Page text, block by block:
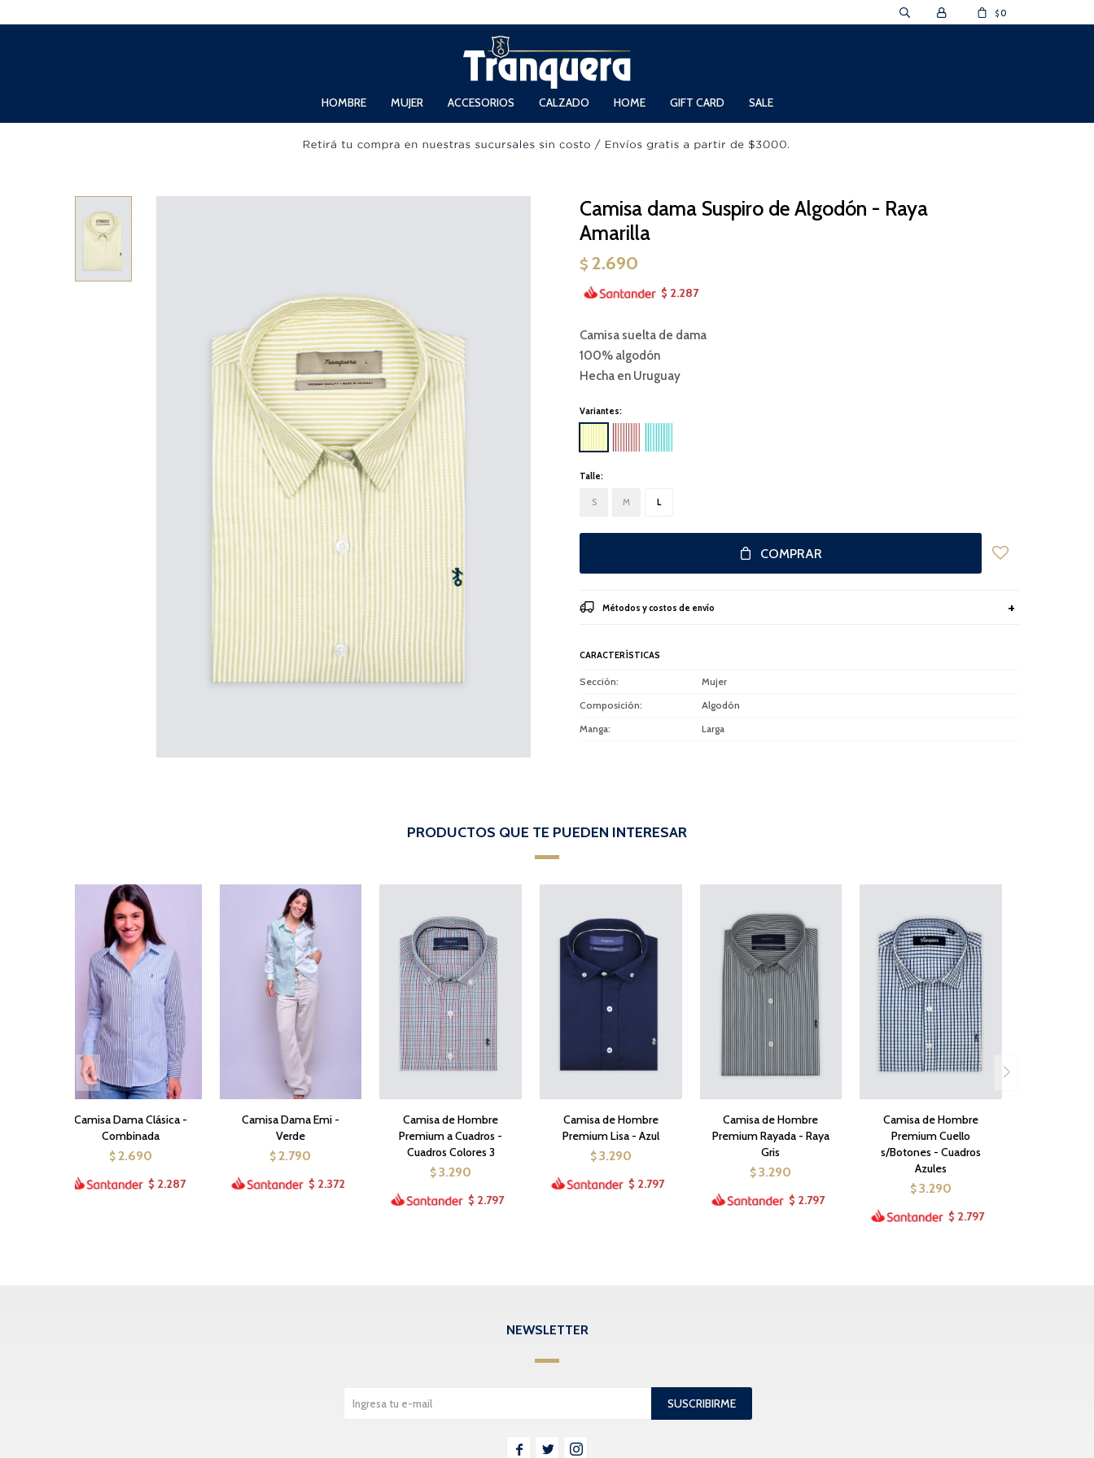
HOMBRE MUJER ACCESORIOS CALZADO HOME GIFT CARD SALE
$ 0
Camisa dama Suspiro de Algodón - Raya
Amarilla
$ 2.690
$ 2.287
Camisa suelta de dama
100% algodón
Hecha en Uruguay
Variantes:
Talle:
S M L
COMPRAR
Métodos y costos de envío
CARACTERÍSTICAS
Sección
Mujer
Composición
Algodón
Manga
Larga
PRODUCTOS QUE TE PUEDEN INTERESAR
Camisa Dama Clásica -
Combinada
$ 2.690
$ 2.287
Camisa Dama Emi -
Verde
$ 2.790
$ 2.372
Camisa de Hombre
Premium a Cuadros -
Cuadros Colores 3
$ 3.290
$ 2.797
Camisa de Hombre
Premium Lisa - Azul
$ 3.290
$ 2.797
Camisa de Hombre
Premium Rayada - Raya
Gris
$ 3.290
$ 2.797
Camisa de Hombre
Premium Cuello
s/Botones - Cuadros
Azules
$ 3.290
$ 2.797
NEWSLETTER
SUSCRIBIRME
  